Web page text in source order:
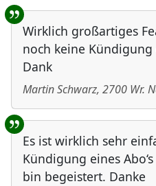
Wirklich großartiges
noch keine Kündigung
Dank
Martin Schwarz, 2700 Wr.
Es ist wirklich sehr
Kündigung eines
bin begeistert. Danke